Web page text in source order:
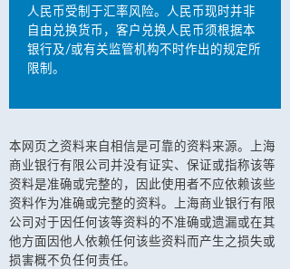
人民币受制于汇率风险。人民币现时并非
自由兑换货币，客户兑换人民币须根据本
银行及/或有关监管机构不时作出的规定所
限制。
本网页之资料来自相信是可靠的资料来源。上海
商业银行有限公司并没有证实、保证或指称该等
资料是准确或完整的，因此使用者不应依赖该些
资料作为准确或完整的资料。上海商业银行有限
公司对于因任何该等资料的不准确或遗漏或在其
他方面因他人依赖任何该些资料而产生之损失或
损害概不负任何责任。